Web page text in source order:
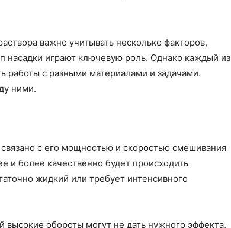
важно учитывать несколько факторов,
насадки играют ключевую роль. Однако каждый из
работы с разными материалами и задачами.
ними.
с его мощностью и скоростью смешивания
и более качественно будет происходить
жидкий или требует интенсивного
высокие обороты могут не дать нужного эффекта,